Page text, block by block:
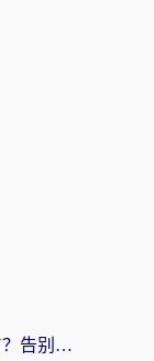
海外党亲测：在海外如何看CCTV？告别“仅限大陆播放”的实用指南